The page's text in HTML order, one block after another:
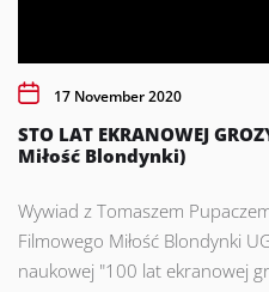
17 November 2020
STO LAT EKRANOWEJ
Miłość Blondynki)
Wywiad z Tomaszem
Filmowego Miłość Blondynki
naukowej "100 lat ekranowej